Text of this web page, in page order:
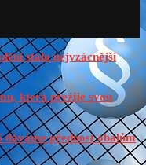
stalo nejvzácnější
která přežije svou
dáváme přednost obalům